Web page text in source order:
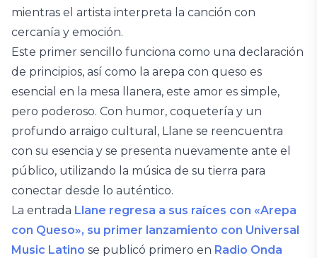
mientras el artista interpreta la canción con
cercanía y emoción.
Este primer sencillo funciona como una declaración
de principios, así como la arepa con queso es
esencial en la mesa llanera, este amor es simple,
pero poderoso. Con humor, coquetería y un
profundo arraigo cultural, Llane se reencuentra
con su esencia y se presenta nuevamente ante el
público, utilizando la música de su tierra para
conectar desde lo auténtico.
La entrada Llane regresa a sus raíces con «Arepa
con Queso», su primer lanzamiento con Universal
Music Latino se publicó primero en Radio Onda